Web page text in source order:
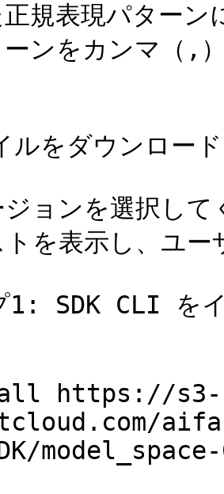
規表現パター
ンをカンマ（,
をダウンロード
ジョンを選択し
を表示し、ユ
1: SDK CLI を
https://s3-